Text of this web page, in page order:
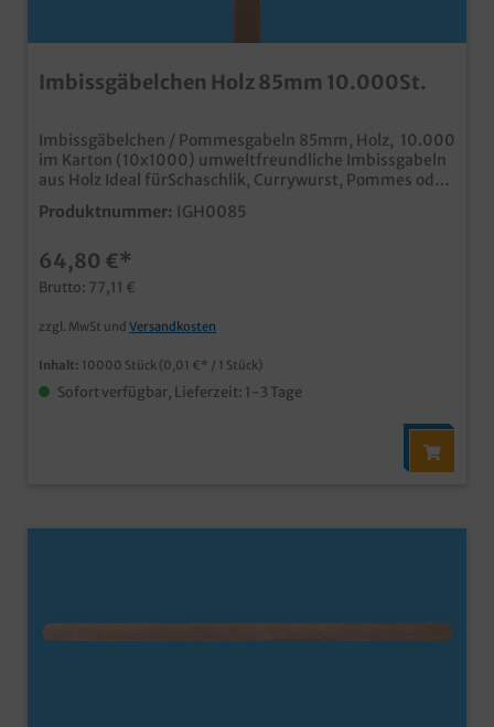
Imbissgäbelchen Holz 85mm 10.000St.
Imbissgäbelchen / Pommesgabeln 85mm, Holz, 10.000
im Karton (10x1000) umweltfreundliche Imbissgabeln
aus Holz Ideal fürSchaschlik, Currywurst, Pommes oder
Produktnummer: IGH0085
64,80 €*
Brutto: 77,11 €
zzgl. MwSt und Versandkosten
Inhalt: 10000 Stück (0,01 €* / 1 Stück)
Sofort verfügbar, Lieferzeit: 1-3 Tage